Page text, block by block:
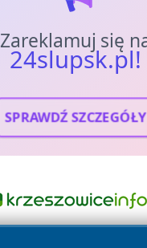
Zareklamuj się
24slupsk.pl!
SPRAWDŹ SZCZEGÓŁY